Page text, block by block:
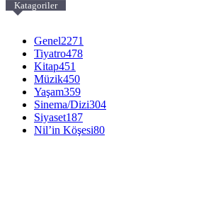
Katagoriler
Genel2271
Tiyatro478
Kitap451
Müzik450
Yaşam359
Sinema/Dizi304
Siyaset187
Nil’in Köşesi80